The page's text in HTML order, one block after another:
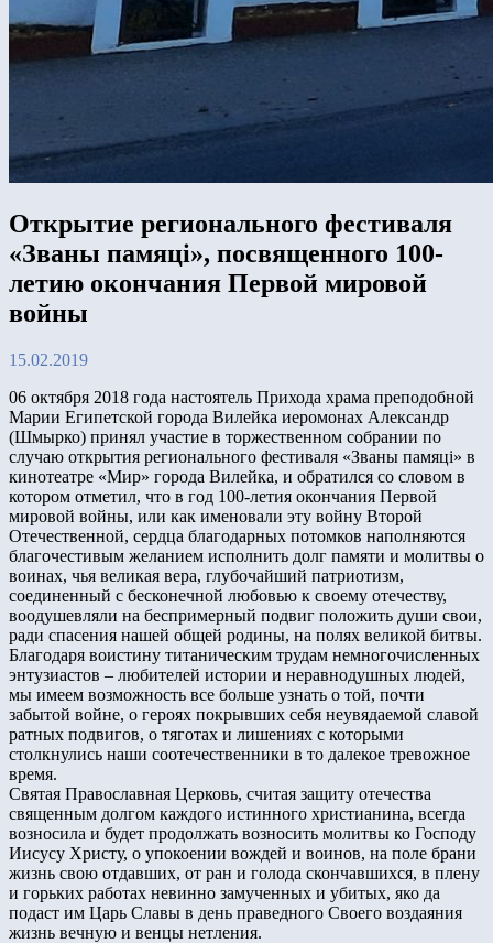
Открытие регионального фестиваля
«Званы памяці», посвященного 100-
летию окончания Первой мировой
войны
15.02.2019
06 октября 2018 года настоятель Прихода храма преподобной
Марии Египетской города Вилейка иеромонах Александр
(Шмырко) принял участие в торжественном собрании по
случаю открытия регионального фестиваля «Званы памяці» в
кинотеатре «Мир» города Вилейка, и обратился со словом в
котором отметил, что в год 100-летия окончания Первой
мировой войны, или как именовали эту войну Второй
Отечественной, сердца благодарных потомков наполняются
благочестивым желанием исполнить долг памяти и молитвы о
воинах, чья великая вера, глубочайший патриотизм,
соединенный с бесконечной любовью к своему отечеству,
воодушевляли на беспримерный подвиг положить души свои,
ради спасения нашей общей родины, на полях великой битвы.
Благодаря воистину титаническим трудам немногочисленных
энтузиастов – любителей истории и неравнодушных людей,
мы имеем возможность все больше узнать о той, почти
забытой войне, о героях покрывших себя неувядаемой славой
ратных подвигов, о тяготах и лишениях с которыми
столкнулись наши соотечественники в то далекое тревожное
время.
Святая Православная Церковь, считая защиту отечества
священным долгом каждого истинного христианина, всегда
возносила и будет продолжать возносить молитвы ко Господу
Иисусу Христу, о упокоении вождей и воинов, на поле брани
жизнь свою отдавших, от ран и голода скончавшихся, в плену
и горьких работах невинно замученных и убитых, яко да
подаст им Царь Славы в день праведного Своего воздаяния
жизнь вечную и венцы нетления.